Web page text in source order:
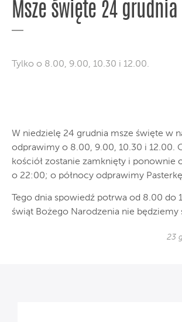
Msze święte 24 grudnia
Tylko o 8.00, 9.00, 10.30 i 12.00.
W niedzielę 24 grudnia msze święte w
odprawimy o 8.00, 9.00, 10.30 i 12.00.
kościół zostanie zamknięty i ponownie
o 22:00; o północy odprawimy
Tego dnia spowiedź potrwa od 8.00 do
świąt Bożego Narodzenia nie będziemy
23